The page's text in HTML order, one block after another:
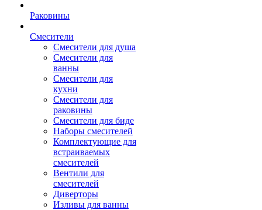
Раковины
Смесители
Смесители для душа
Смесители для
ванны
Смесители для
кухни
Смесители для
раковины
Смесители для биде
Наборы смесителей
Комплектующие для
встраиваемых
смесителей
Вентили для
смесителей
Диверторы
Изливы для ванны